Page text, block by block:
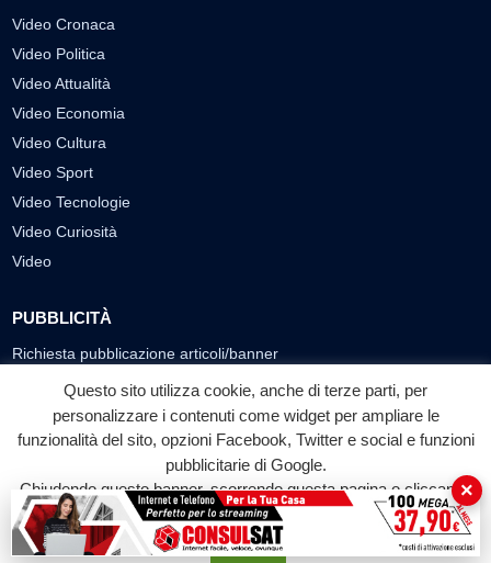
Video Cronaca
Video Politica
Video Attualità
Video Economia
Video Cultura
Video Sport
Video Tecnologie
Video Curiosità
Video
PUBBLICITÀ
Richiesta pubblicazione articoli/banner
SEGUICI SUI SOCIAL
f
Facebook
◎ ▶
YouTube
© 2026 LABTV - Tutti i diritti riservati
Questo sito utilizza cookie, anche di terze parti, per
personalizzare i contenuti come widget per ampliare le
funzionalità del sito, opzioni Facebook, Twitter e social e funzioni
pubblicitarie di Google.
Chiudendo questo banner, scorrendo questa pagina o cliccando
su qualunque suo elemento acconsenti all'uso dei cookie.
Accetta
×